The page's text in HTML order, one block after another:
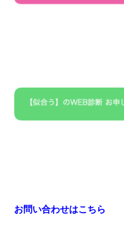
お問い合わせはこちら